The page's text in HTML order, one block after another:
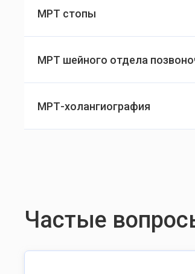
МРТ стопы
МРТ шейного отдела
МРТ-холангиография
Частые